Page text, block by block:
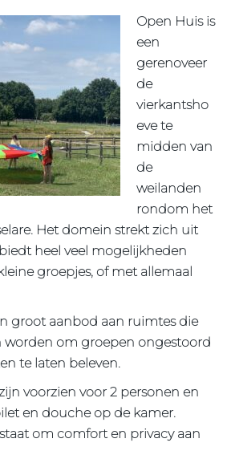
Open Huis is
een
gerenoveer
de
vierkantsho
eve te
midden van
de
weilanden
rondom het
Het domein strekt zich uit
heel veel mogelijkheden
groepjes, of met allemaal
groot aanbod aan ruimtes die
om groepen ongestoord
te laten beleven.
voorzien voor 2 personen en
en douche op de kamer.
om comfort en privacy aan